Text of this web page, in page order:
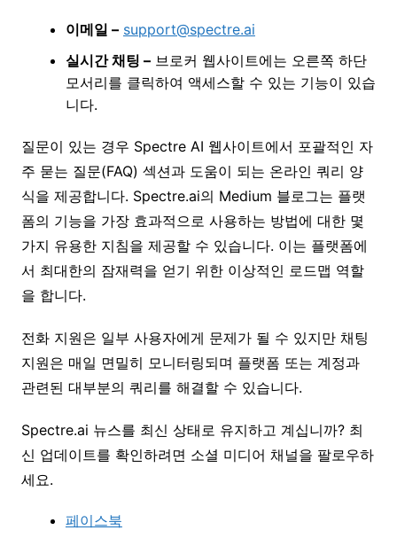
이메일 – support@spectre.ai
실시간 채팅 –브로커 웹사이트에는 오른쪽 하단
모서리를 클릭하여 액세스할 수 있는 기능이 있습
니다.
질문이 있는 경우 Spectre AI 웹사이트에서 포괄적인 자
주 묻는 질문(FAQ) 섹션과 도움이 되는 온라인 쿼리 양
식을 제공합니다. Spectre.ai의 Medium 블로그는 플랫
폼의 기능을 가장 효과적으로 사용하는 방법에 대한 몇
가지 유용한 지침을 제공할 수 있습니다. 이는 플랫폼에
서 최대한의 잠재력을 얻기 위한 이상적인 로드맵 역할
을 합니다.
전화 지원은 일부 사용자에게 문제가 될 수 있지만 채팅
지원은 매일 면밀히 모니터링되며 플랫폼 또는 계정과
관련된 대부분의 쿼리를 해결할 수 있습니다.
Spectre.ai 뉴스를 최신 상태로 유지하고 계십니까? 최
신 업데이트를 확인하려면 소셜 미디어 채널을 팔로우하
세요.
페이스북